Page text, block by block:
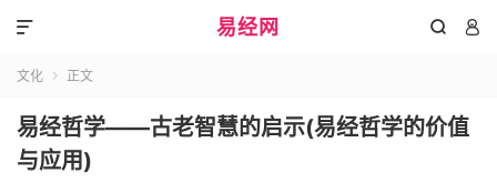
易经网  

文化  正文
易经哲学——古老智慧的启示(易经哲学的价值
与应用)